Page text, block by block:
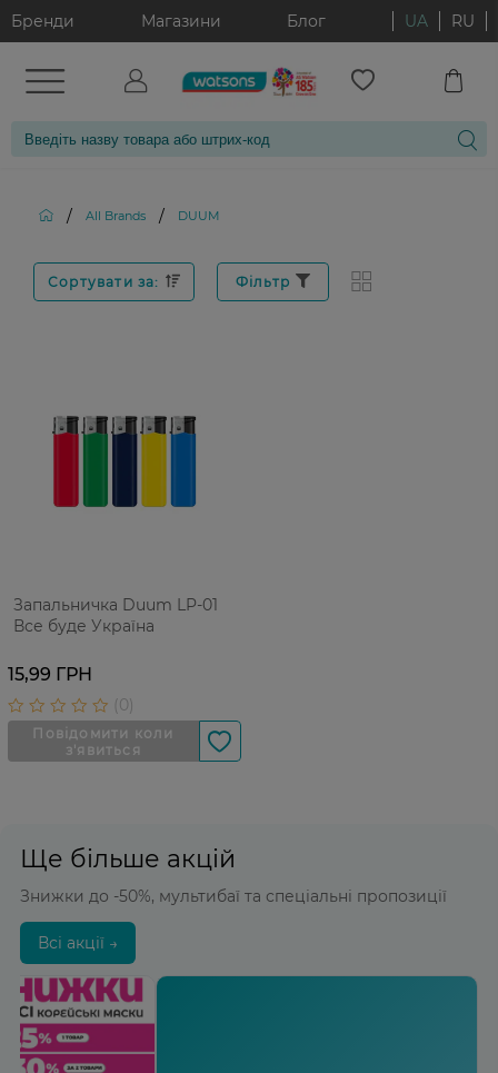
Бренди Магазини Блог UA RU
/ All Brands / DUUM
Сортувати за: Фільтр
Запальничка Duum LP-01
Все буде Україна
15,99 ГРН
Ще більше акцій
Знижки до -50%, мультибаї та спеціальні пропозиції
Всі акції →